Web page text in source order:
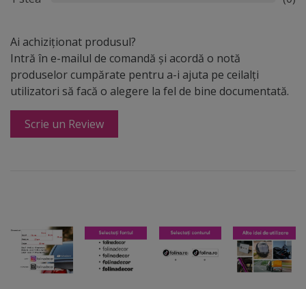
Ai achiziționat produsul?
Intră în e-mailul de comandă și acordă o notă
produselor cumpărate pentru a-i ajuta pe ceilalți
utilizatori să facă o alegere la fel de bine documentată.
Scrie un Review